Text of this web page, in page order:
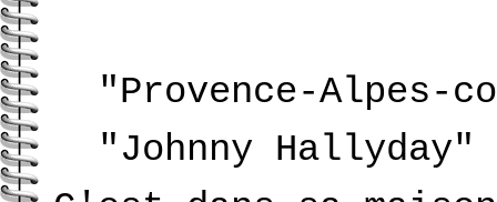
"Provence-Alpes-
"Johnny Hallyday"